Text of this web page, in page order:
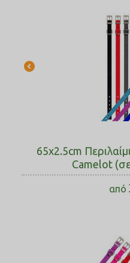
65x2.5cm
Camelot
από